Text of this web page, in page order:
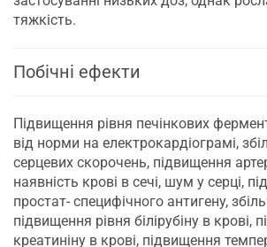
тяжкість.
Побічні ефекти
Підвищення рівня печінкових
від норми на електрокардіограмі,
серцевих скорочень, підвищення
наявність крові в сечі, шум у серці,
простат- специфічного антигену,
підвищення рівня білірубіну в крові,
креатиніну в крові, підвищення